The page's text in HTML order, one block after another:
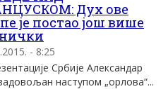
Дух ове
је постао још више
- 8:25
Србије Александар
наступом „орлова“...